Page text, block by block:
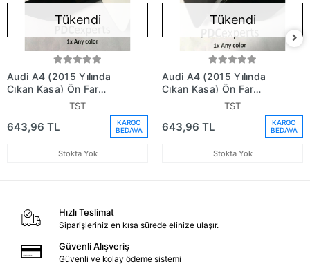
Tükendi
Audi A4 (2015 Yılında
Çıkan Kasa) Ön Far
Yıkama Kapağı Sağ
(Oem No: 8W0955276)
TST
643,96 TL
KARGO
BEDAVA
Stokta Yok
Tükendi
Audi A4 (2015 Yılında
Çıkan Kasa) Ön Far
Yıkama Kapağı Sol (Oem
TST
643,96 TL
KARGO
BEDAVA
Stokta Yok
Hızlı Teslimat
Siparişleriniz en kısa sürede elinize ulaşır.
Güvenli Alışveriş
Güvenli ve kolay ödeme sistemi